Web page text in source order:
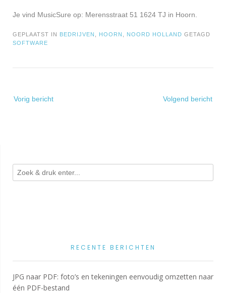
Je vind MusicSure op: Merensstraat 51 1624 TJ in Hoorn.
GEPLAATST IN BEDRIJVEN HOORN NOORD HOLLAND GETAGD
SOFTWARE
navigatie
Vorig bericht Volgend bericht
RECENTE BERICHTEN
JPG naar PDF: foto’s en tekeningen eenvoudig omzetten naar
één PDF-bestand